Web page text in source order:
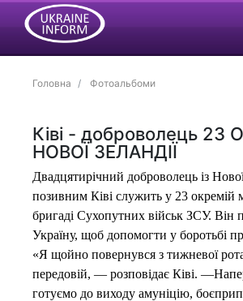
Головна Фотоальбоми
Ківі - доброволець 23
НОВОЇ ЗЕЛАНДІЇ
Двадцятирічний доброволець із Нової
позивним Ківі служить у 23 окремій
бригаді Сухопутних військ ЗСУ. Він
Україну, щоб допомогти у боротьбі
«Я щойно повернувся з тижневої
передовій, — розповідає Ківі.
готуємо до виходу амуніцію,